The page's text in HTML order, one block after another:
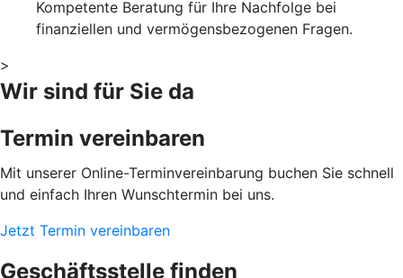
Kompetente Beratung für Ihre Nachfolge bei
finanziellen und vermögensbezogenen Fragen.
>
Wir sind für Sie da
Termin vereinbaren
Mit unserer Online-Terminvereinbarung buchen Sie schnell
und einfach Ihren Wunschtermin bei uns.
Jetzt Termin vereinbaren
Geschäftsstelle finden